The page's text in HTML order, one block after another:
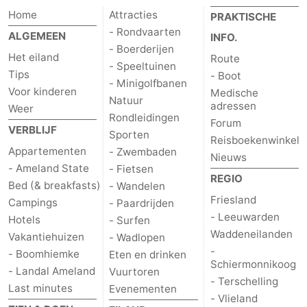
adressen
Regio
Friesland
Leeuwarden
Waddeneilanden
-
Schiermonnikoog
Terschelling
-
Vlieland
-
Texel
Weer
Contact
Home
ALGEMEEN
Het eiland
Tips
Voor kinderen
Weer
VERBLIJF
Appartementen
- Ameland State
Bed (& breakfasts)
Campings
Hotels
Vakantiehuizen
- Boomhiemke
- Landal Ameland
Last minutes
Attracties
- Rondvaarten
- Boerderijen
- Speeltuinen
- Minigolfbanen
Natuur
Rondleidingen
Sporten
- Zwembaden
- Fietsen
- Wandelen
- Paardrijden
- Surfen
- Wadlopen
Eten en drinken
Vuurtoren
Evenementen
PRAKTISCHE
INFO.
Route
- Boot
Medische
adressen
Forum
Reisboekenwinkel
Nieuws
REGIO
Friesland
- Leeuwarden
Waddeneilanden
-
Schiermonnikoog
- Terschelling
- Vlieland